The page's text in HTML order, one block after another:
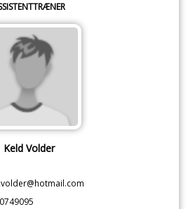
Keld Volder